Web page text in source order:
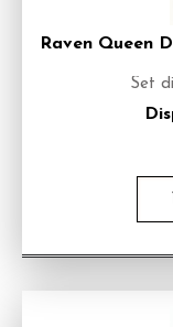
Raven Queen
Set